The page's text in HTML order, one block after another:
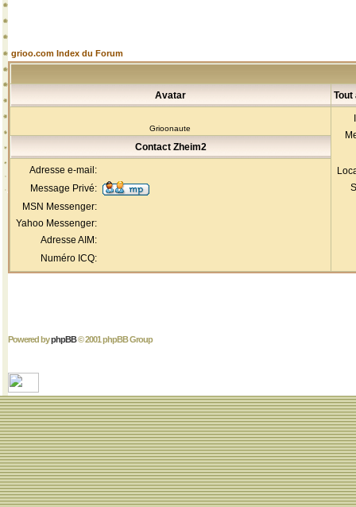
grioo.com Index du Forum
Avatar Tout
Grioonaute
Contact Zheim2
Adresse e-mail:
Message Privé:
MSN Messenger:
Yahoo Messenger:
Adresse AIM:
Numéro ICQ:
Powered byphpBB© 2001 phpBB Group